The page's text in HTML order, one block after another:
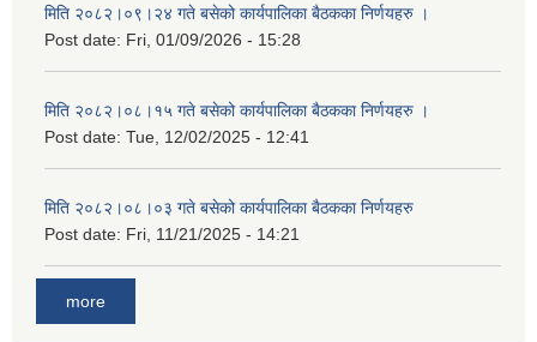
मिति २०८२।०९।२४ गते बसेको कार्यपालिका बैठकका निर्णयहरु ।
Post date: Fri, 01/09/2026 - 15:28
मिति २०८२।०८।१५ गते बसेको कार्यपालिका बैठकका निर्णयहरु ।
Post date: Tue, 12/02/2025 - 12:41
मिति २०८२।०८।०३ गते बसेको कार्यपालिका बैठकका निर्णयहरु
Post date: Fri, 11/21/2025 - 14:21
more